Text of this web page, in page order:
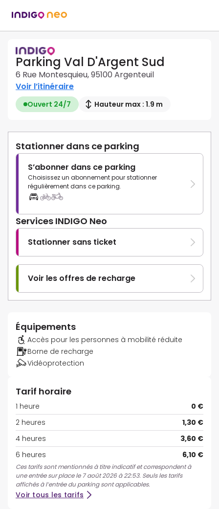
Parking Val D'Argent Sud
6 Rue Montesquieu, 95100 Argenteuil
Voir l’itinéraire
Ouvert 24/7 Hauteur max : 1.9 m
Stationner dans ce parking
S’abonner dans ce parking
Choisissez un abonnement pour stationner
régulièrement dans ce parking.
Services INDIGO Neo
Stationner sans ticket
Voir les offres de recharge
Équipements
Accès pour les personnes à mobilité réduite
Borne de recharge
Vidéoprotection
Tarif horaire
1 heure
0 €
2 heures
1,30 €
4 heures
3,60 €
6 heures
6,10 €
Ces tarifs sont mentionnés à titre indicatif et correspondent à
une entrée sur place le 7 août 2026 à 22:53. Seuls les tarifs
affichés à l’entrée du parking sont applicables.
Voir tous les tarifs